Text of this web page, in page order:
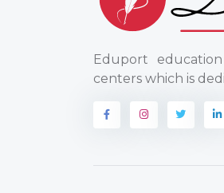
Eduport
centers which is